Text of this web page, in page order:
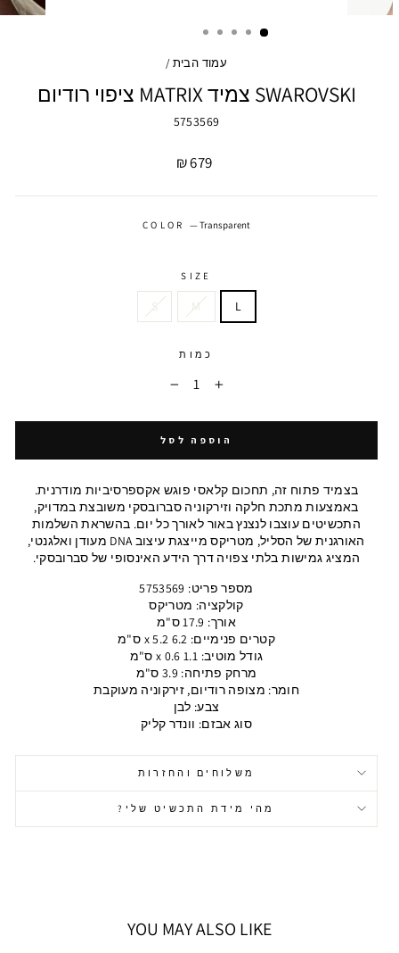
עמוד הבית /
SWAROVSKI צמיד MATRIX ציפוי רודיום
5753569
מחיר
679 ₪
COLOR —Transparent
SIZE
L
M
S
כמות
+
הוספה לסל
בצמיד פתוח זה, תחכום קלאסי פוגש אקספרסיביות מודרנית.
באמצעות מתכת חלקה וזירקוניה סברובסקי משובצת במדויק,
התכשיטים עוצבו לנצנץ באור לאורך כל יום. בהשראת השלמות
האורגנית של הסליל, מטריקס מייצגת עיצוב DNA מעודן ואלגנטי,
המציג גמישות בלתי צפויה דרך הידע האינסופי של סברובסקי.
מספר פריט: 5753569
קולקציה: מטריקס
אורך: 17.9 ס"מ
קטרים ​​פנימיים: 6.2 x 5.2 ס"מ
גודל מוטיב: 1.1 x 0.6 ס"מ
מרחק פתיחה: 3.9 ס"מ
חומר: מצופה רודיום, זירקוניה מעוקבת
צבע: לבן
סוג אבזם: וונדר קליק
משלוחים והחזרות
מהי מידת התכשיט שלי?
YOU MAY ALSO LIKE